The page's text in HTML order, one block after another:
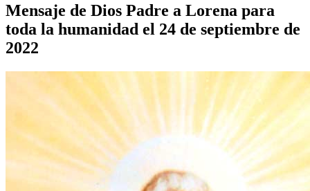
Mensaje de Dios Padre a Lorena para
toda la humanidad el 24 de septiembre de
2022